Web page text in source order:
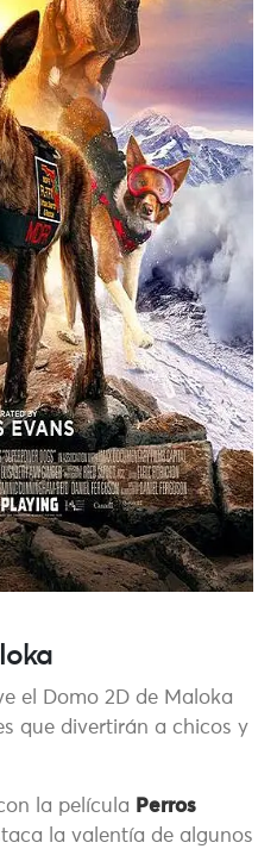
el Domo 2D de Maloka
que divertirán a chicos y
la película Perros
la valentía de algunos